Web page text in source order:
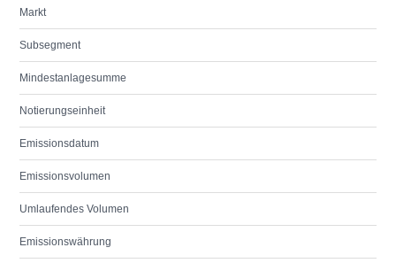
Markt
Subsegment
Mindestanlagesumme
Notierungseinheit
Emissionsdatum
Emissionsvolumen
Umlaufendes Volumen
Emissionswährung